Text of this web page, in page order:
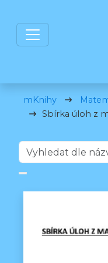
mKnihy
Sbírka úloh z